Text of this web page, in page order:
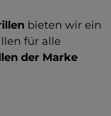
bieten wir ein
für alle
der Marke